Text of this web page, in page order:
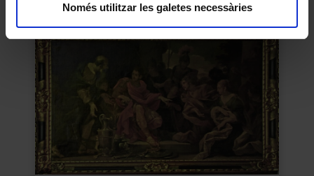
Només utilitzar les galetes necessàries